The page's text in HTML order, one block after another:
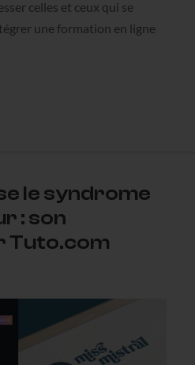
celles et ceux qui se
une formation en ligne
le syndrome
: son
Tuto.com